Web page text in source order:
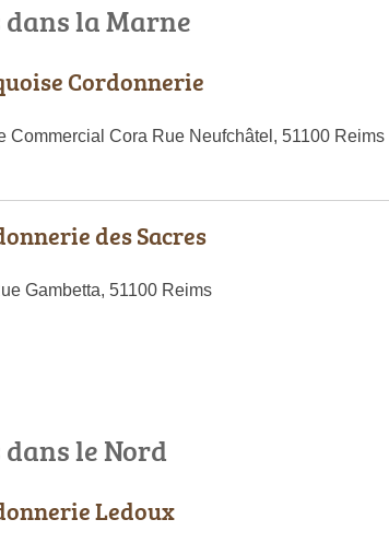
la Marne
Cordonnerie
Commercial Cora Rue Neufchâtel, 51100 Reims
des Sacres
Gambetta, 51100 Reims
le Nord
Ledoux